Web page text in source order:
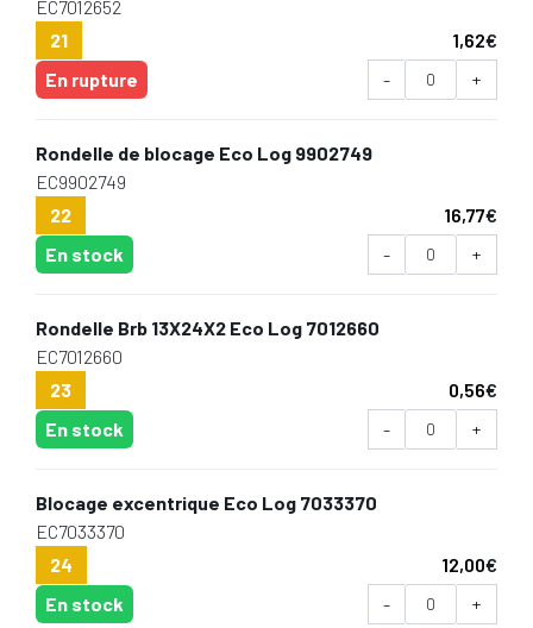
EC7012652
21
1,62€
En rupture
- +
Rondelle de blocage Eco Log 9902749
EC9902749
22
16,77€
En stock
- +
Rondelle Brb 13X24X2 Eco Log 7012660
EC7012660
23
0,56€
En stock
- +
Blocage excentrique Eco Log 7033370
EC7033370
24
12,00€
En stock
- +